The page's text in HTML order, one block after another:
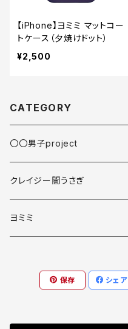
【iPhone】ヨミミ マットコー
トケース（夕焼けドット）
¥2,500
CATEGORY
〇〇男子project
缶バッジ
スマホアクセサリ
クレイジー闇うさぎ
スマホアクセサリ
マグカップ
ヨミミ
アクリルキーホルダー
保存 シェア